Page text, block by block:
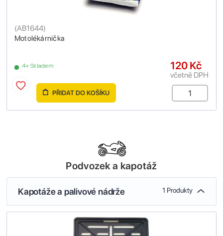
Motolékárnička
(AB1644)
4+ Skladem 120 Kč
včetně DPH
PŘIDAT DO KOŠÍKU
Podvozek a kapotáž
Kapotáže a palivové nádrže 1 Produkty